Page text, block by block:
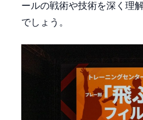
ールの戦術や技術を深く理
でしょう。